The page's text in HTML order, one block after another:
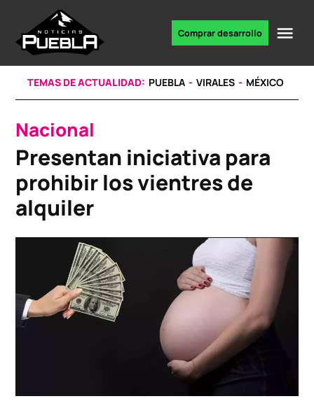
content
noticias
Comprar desarrollo
TEMAS DE ACTUALIDAD: PUEBLA VIRALES MÉXICO
POSTED
IN
Nacional
Presentan iniciativa para
prohibir los vientres de
alquiler